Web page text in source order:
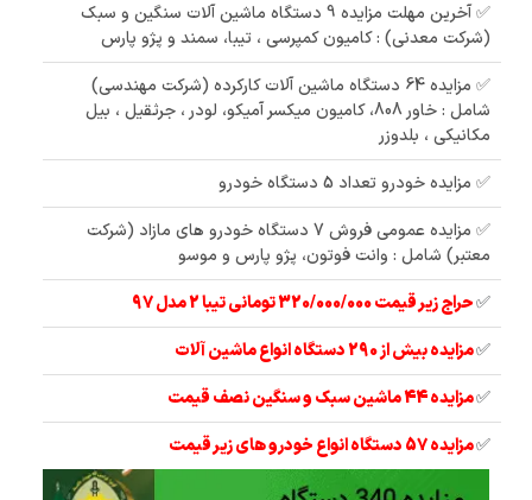
✅ آخرین مهلت مزایده 9 دستگاه ماشین آلات سنگین و سبک
(شرکت معدنی) : کامیون کمپرسی ، تیبا، سمند و پژو پارس
✅ مزایده 64 دستگاه ماشین آلات کارکرده (شرکت مهندسی)
شامل : خاور 808، کامیون میکسر آمیکو، لودر ، جرثقیل ، بیل
مکانیکی ، بلدوزر
✅ مزایده خودرو تعداد 5 دستگاه خودرو
✅ مزایده عمومی فروش 7 دستگاه خودرو های مازاد (شرکت
معتبر) شامل : وانت فوتون، پژو پارس و موسو
✅حراج زیر قیمت 320/000/000 تومانی تیبا 2 مدل 97
✅مزایده بیش از 290 دستگاه انواع ماشین آلات
✅مزایده 44 ماشین سبک و سنگین نصف قیمت
✅مزایده 57 دستگاه انواع خودرو های زیر قیمت